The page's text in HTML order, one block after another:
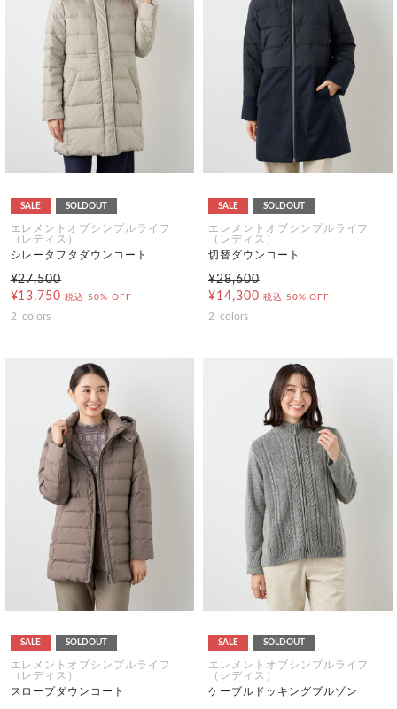
SALE SOLDOUT
エレメントオブシンプルライフ
（レディス）
シレータフタダウンコート
¥27,500
¥13,750 税込 50% OFF
2 colors
SALE SOLDOUT
エレメントオブシンプルライフ
（レディス）
切替ダウンコート
¥28,600
¥14,300 税込 50% OFF
2 colors
SALE SOLDOUT
エレメントオブシンプルライフ
（レディス）
スロープダウンコート
SALE SOLDOUT
エレメントオブシンプルライフ
（レディス）
ケーブルドッキングブルゾン